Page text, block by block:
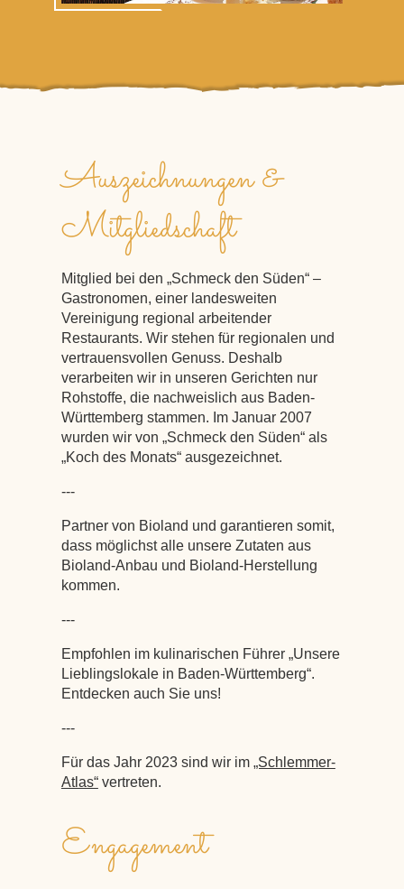
Auszeichnungen &
Mitgliedschaft
Mitglied bei den „Schmeck den Süden“ –
Gastronomen, einer landesweiten
Vereinigung regional arbeitender
Restaurants. Wir stehen für regionalen und
vertrauensvollen Genuss. Deshalb
verarbeiten wir in unseren Gerichten nur
Rohstoffe, die nachweislich aus Baden-
Württemberg stammen. Im Januar 2007
wurden wir von „Schmeck den Süden“ als
„Koch des Monats“ ausgezeichnet.
---
Partner von Bioland und garantieren somit,
dass möglichst alle unsere Zutaten aus
Bioland-Anbau und Bioland-Herstellung
kommen.
---
Empfohlen im kulinarischen Führer „Unsere
Lieblingslokale in Baden-Württemberg“.
Entdecken auch Sie uns!
---
Für das Jahr 2023 sind wir im „Schlemmer-
Atlas“vertreten.
Engagement